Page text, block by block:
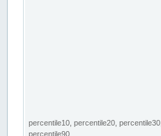
percentile10, percentile20,
percentile90